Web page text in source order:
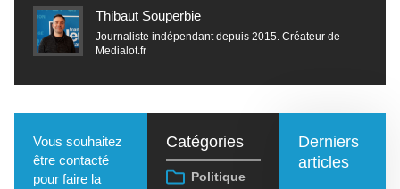
Thibaut Souperbie
Journaliste indépendant depuis 2015. Créateur de
Medialot.fr
Vous souhaitez
être contacté
pour faire la
Catégories
Politique
Derniers
articles